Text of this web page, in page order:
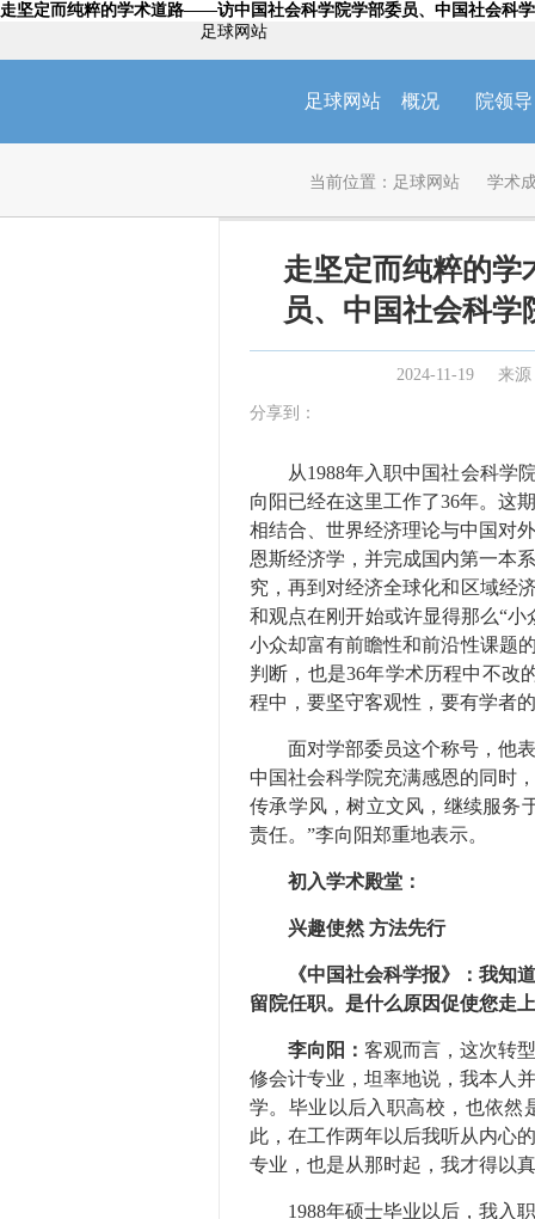
走坚定而纯粹的学术道路——访中国社会科学院学部委员、中国社会科
足球网站
足球网站 概况 院领导
当前位置： 足球网站 学术
走坚定而纯粹的
员、中国社会科
2024-11-19 来
分享到：
从1988年入职中国社会科学院
向阳已经在这里工作了36年。这
相结合、世界经济理论与中国对
恩斯经济学，并完成国内第一本
究，再到对经济全球化和区域经
和观点在刚开始或许显得那么“
小众却富有前瞻性和前沿性课题
判断，也是36年学术历程中不改
程中，要坚守客观性，要有学者
面对学部委员这个称号，他表
中国社会科学院充满感恩的同时
传承学风，树立文风，继续服务
责任。”李向阳郑重地表示。
初入学术殿堂：
兴趣使然 方法先行
《中国社会科学报》：我知道
留院任职。是什么原因促使您走
李向阳： 客观而言，这次转
修会计专业，坦率地说，我本人
学。毕业以后入职高校，也依然
此，在工作两年以后我听从内心
专业，也是从那时起，我才得以
1988年硕士毕业以后，我入职